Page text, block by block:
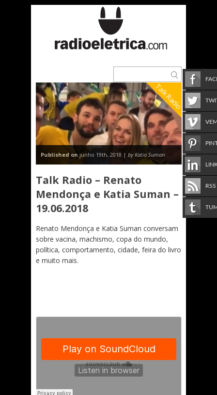
Talk Radio
Published on junho 19th, 2018 | by Katia Suman
Talk Radio – Renato
Mendonça e Katia Suman –
19.06.2018
Renato Mendonça e Katia Suman conversam
sobre vacina, machismo, copa do mundo,
política, comportamento, cidade, feira do livro
e muito mais.
RSS